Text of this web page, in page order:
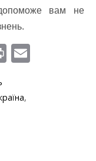
вам не
Pr
t
,